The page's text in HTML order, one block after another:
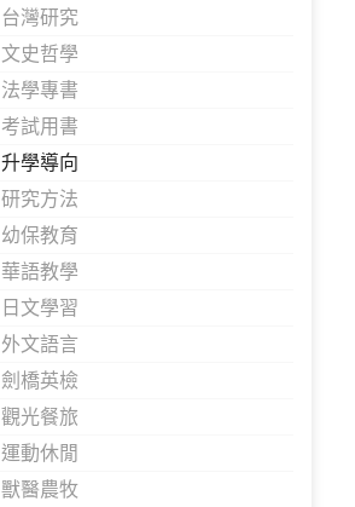
台灣研究
文史哲學
法學專書
考試用書
升學導向
研究方法
幼保教育
華語教學
日文學習
外文語言
劍橋英檢
觀光餐旅
運動休閒
獸醫農牧